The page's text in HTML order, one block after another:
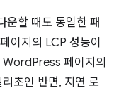
할 때도 동일한 패
이지의 LCP 성능이
WordPress 페이지의
초인 반면, 지연 로